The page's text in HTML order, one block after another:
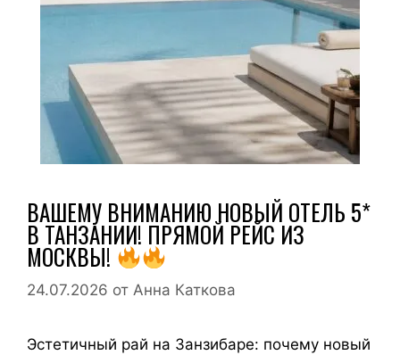
ВАШЕМУ ВНИМАНИЮ НОВЫЙ ОТЕЛЬ 5*
В ТАНЗАНИИ! ПРЯМОЙ РЕЙС ИЗ
МОСКВЫ!
24.07.2026 от Анна Каткова
Эстетичный рай на Занзибаре: почему новый